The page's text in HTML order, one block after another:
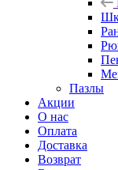
Пазлы
Акции
О нас
Оплата
Доставка
Возврат